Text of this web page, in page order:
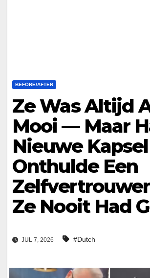
BEFORE/AFTER
Ze Was Altijd
Mooi — Maar
Nieuwe Kapsel
Onthulde Een
Ze Nooit Had
JUL 7, 2026 #Dutch